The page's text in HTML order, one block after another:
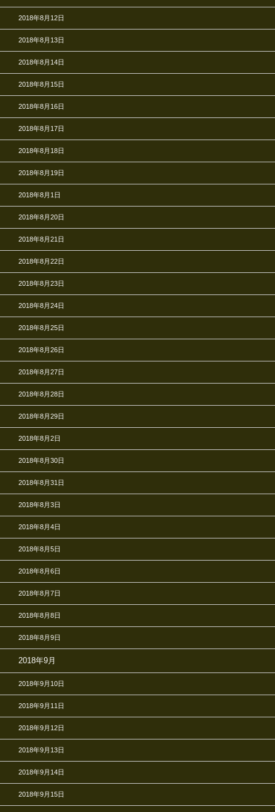
2018年8月12日
2018年8月13日
2018年8月14日
2018年8月15日
2018年8月16日
2018年8月17日
2018年8月18日
2018年8月19日
2018年8月1日
2018年8月20日
2018年8月21日
2018年8月22日
2018年8月23日
2018年8月24日
2018年8月25日
2018年8月26日
2018年8月27日
2018年8月28日
2018年8月29日
2018年8月2日
2018年8月30日
2018年8月31日
2018年8月3日
2018年8月4日
2018年8月5日
2018年8月6日
2018年8月7日
2018年8月8日
2018年8月9日
2018年9月
2018年9月10日
2018年9月11日
2018年9月12日
2018年9月13日
2018年9月14日
2018年9月15日